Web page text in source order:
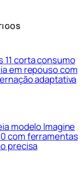
11 corta consumo
em repouso com
adaptativa
modelo Imagine
com ferramentas
precisa